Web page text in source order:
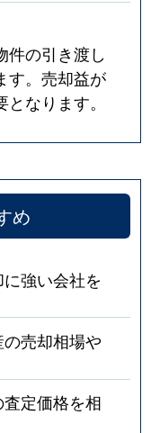
件の引き渡し
す。売却益が
なります。
め
強い会社を
売却相場や
定価格を相